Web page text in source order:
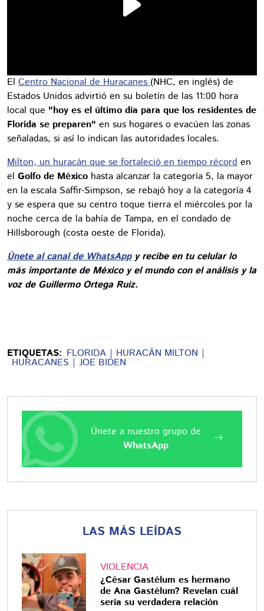
El Centro Nacional de Huracanes(NHC, en inglés) de
Estados Unidos advirtió en su boletín de las 11:00 hora
local que "hoy es el último día para que los residentes de
Florida se preparen" en sus hogares o evacúen las zonas
señaladas, si así lo indican las autoridades locales.
Milton, un huracán que se fortaleció en tiempo récord en
el Golfo de México hasta alcanzar la categoría 5, la mayor
en la escala Saffir-Simpson, se rebajó hoy a la categoría 4
y se espera que su centro toque tierra el miércoles por la
noche cerca de la bahía de Tampa, en el condado de
Hillsborough (costa oeste de Florida).
Únete al canal de WhatsAppy recibe en tu celular lo
más importante de México y el mundo con el análisis y la
voz de Guillermo Ortega Ruiz.
ETIQUETAS: FLORIDA HURACÁN MILTON
HURACANES JOE BIDEN
Únete a nuestro grupo de
WhatsApp
LAS MÁS LEÍDAS
VIOLENCIA
¿César Gastélum es hermano
de Ana Gastélum? Revelan cuál
sería su verdadera relación